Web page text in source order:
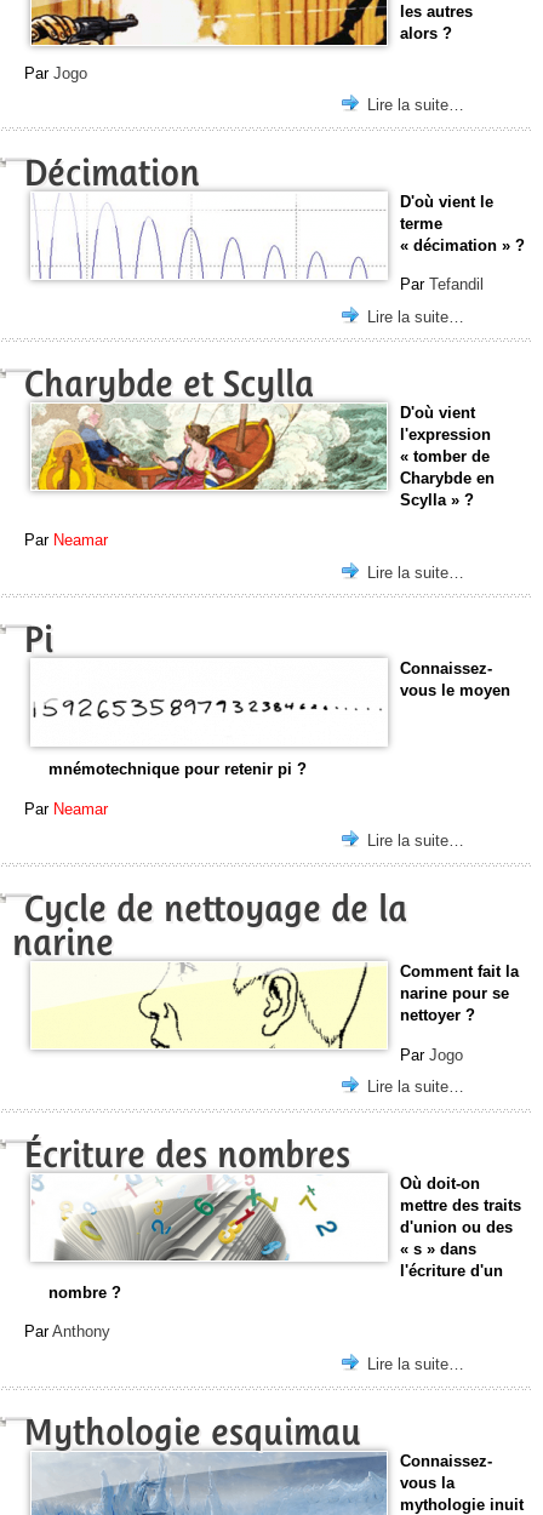
les autres
alors ?
Par Jogo
Lire la suite…
Décimation
D'où vient le
terme
« décimation » ?
Par Tefandil
Lire la suite…
Charybde et Scylla
D'où vient
l'expression
« tomber de
Charybde en
Scylla » ?
Par Neamar
Lire la suite…
Pi
Connaissez-
vous le moyen
mnémotechnique pour retenir pi ?
Par Neamar
Lire la suite…
Cycle de nettoyage de la
narine
Comment fait la
narine pour se
nettoyer ?
Par Jogo
Lire la suite…
Écriture des nombres
Où doit-on
mettre des traits
d'union ou des
« s » dans
l'écriture d'un
nombre ?
ParAnthony
Lire la suite…
Mythologie esquimau
Connaissez-
vous la
mythologie inuit